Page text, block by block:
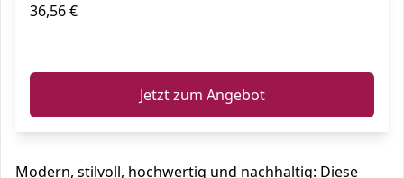
36,56 €
Jetzt zum Angebot
Modern, stilvoll, hochwertig und nachhaltig: Diese